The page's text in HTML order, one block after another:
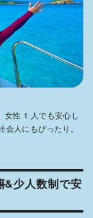
女性 1 人でも安心し
人にもぴったり。
&少人数制で安